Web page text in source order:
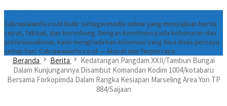
Cakrawalainfo.co.id hadir sebagai media online yang menyajikan berita
cepat, faktual, dan berimbang. Dengan komitmen pada kebenaran dan
profesionalisme, kami menghadirkan informasi yang bisa Anda percaya
setiap hari. Cakrawalainfo.co.id — Akurat dan Terpercaya.
Beranda Berita
Kedatangan Pangdam XXII/Tambun Bungai
Dalam Kunjungannya Disambut Komandan Kodim 1004/kotabaru
Bersama Forkopimda Dalam Rangka Kesiapan Marseling Area Yon TP
884/Saijaan